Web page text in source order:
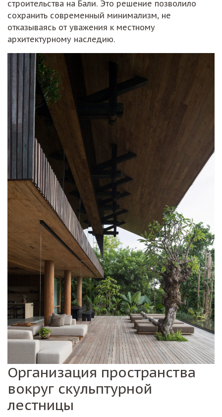
строительства на Бали. Это решение позволило
сохранить современный минимализм, не
отказываясь от уважения к местному
архитектурному наследию.
Организация пространства
вокруг скульптурной
лестницы